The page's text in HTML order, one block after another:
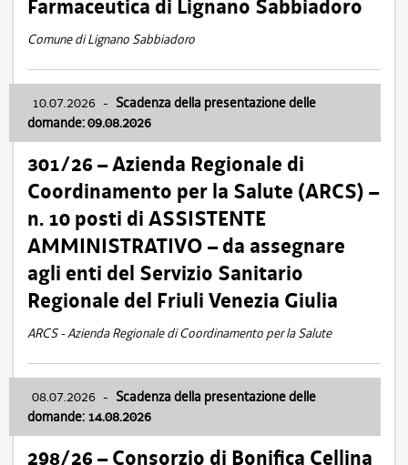
Farmaceutica di Lignano Sabbiadoro
Comune di Lignano Sabbiadoro
10.07.2026 - Scadenza della presentazione delle
domande: 09.08.2026
301/26 – Azienda Regionale di
Coordinamento per la Salute (ARCS) –
n. 10 posti di ASSISTENTE
AMMINISTRATIVO – da assegnare
agli enti del Servizio Sanitario
Regionale del Friuli Venezia Giulia
ARCS - Azienda Regionale di Coordinamento per la Salute
08.07.2026 - Scadenza della presentazione delle
domande: 14.08.2026
298/26 – Consorzio di Bonifica Cellina